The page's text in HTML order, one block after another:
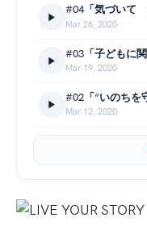
Mar 26, 2020
Mar 19, 2020
Mar 12, 2020